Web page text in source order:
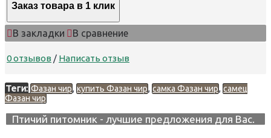
Заказ товара в 1 клик
В закладки В сравнение
0 отзывов / Написать отзыв
Теги: Фазан чир, купить Фазан чир, самка Фазан чир, самец
Фазан чир
Птичий питомник - лучшие предложения для Вас.